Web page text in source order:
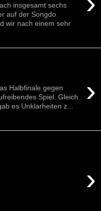
insgesamt sechs
auf der Songdo
wir nach einem sehr
›
Halbfinale gegen
Spiel. Gleich
es Unklarheiten z...
›